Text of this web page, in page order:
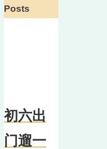
Posts
初六出
门遛一